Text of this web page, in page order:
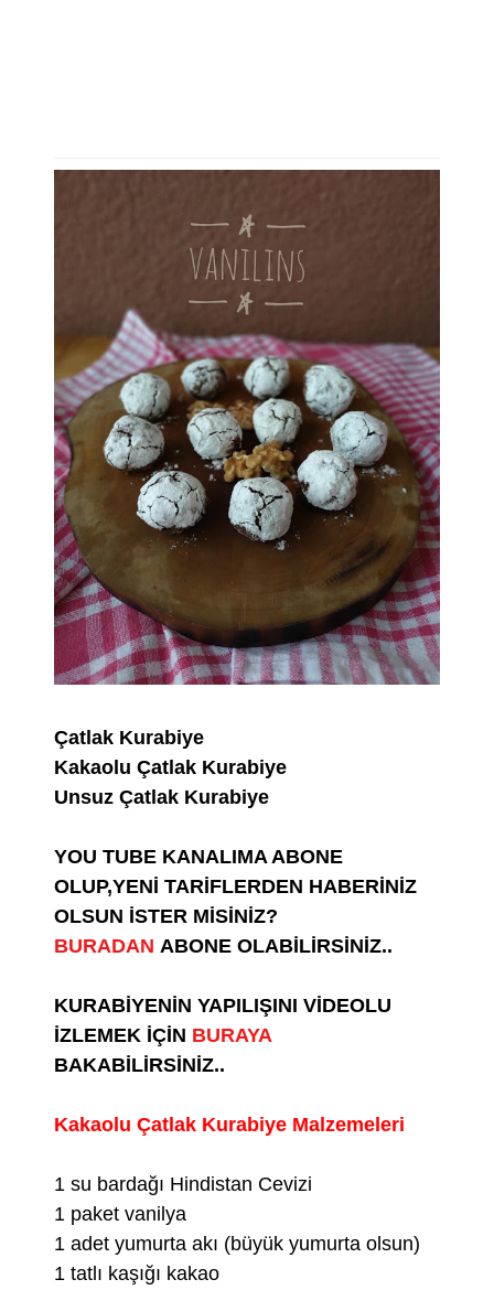
Çatlak Kurabiye
Kakaolu Çatlak Kurabiye
Unsuz Çatlak Kurabiye
YOU TUBE KANALIMA ABONE
OLUP,YENİ TARİFLERDEN HABERİNİZ
OLSUN İSTER MİSİNİZ?
BURADAN ABONE OLABİLİRSİNİZ..
KURABİYENİN YAPILIŞINI VİDEOLU
İZLEMEK İÇİN BURAYA
BAKABİLİRSİNİZ..
Kakaolu Çatlak Kurabiye Malzemeleri
1 su bardağı Hindistan Cevizi
1 paket vanilya
1 adet yumurta akı (büyük yumurta olsun)
1 tatlı kaşığı kakao